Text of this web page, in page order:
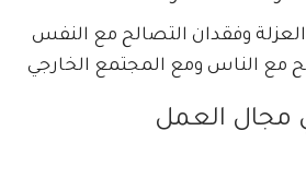
وفقدان التصالح مع النفس
مع الناس ومع المجتمع الخارجي
مجال العمل